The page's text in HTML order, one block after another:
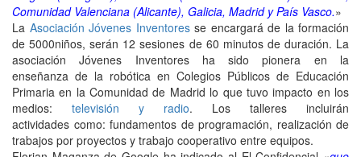
Comunidad Valenciana (Alicante), Galicia, Madrid y País Vasco.»
La Asociación Jóvenes Inventoresse encargará de la formación
de 5000niños, serán 12 sesiones de 60 minutos de duración. La
asociación Jóvenes Inventores ha sido pionera en la
enseñanza de la robótica en Colegios Públicos de Educación
Primaria en la Comunidad de Madrid lo que tuvo impacto en los
medios: televisión y radio. Los talleres incluirán
actividades como: fundamentos de programación, realización de
trabajos por proyectos y trabajo cooperativo entre equipos.